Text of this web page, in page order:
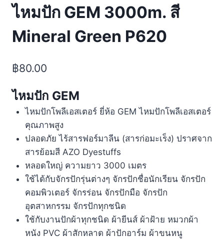
ไหมปัก GEM 3000m. สี
Mineral Green P620
฿80.00
ไหมปัก GEM
ไหมปักโพลีเอสเตอร์ ยี่ห้อ GEM ไหมปักโพลีเอสเตอร์
คุณภาพสูง
ปลอดภัย ไร้สารฟอร์มาลีน (สารก่อมะเร็ง) ปราศจาก
สารย้อมสี AZO Dyestuffs
หลอดใหญ่ ความยาว 3000 เมตร
ใช้ได้กับจักรปักรุ่นต่างๆ จักรปักชื่อนักเรียน จักรปัก
คอมพิวเตอร์ จักรร่อน จักรปักมือ จักรปัก
อุตสาหกรรม จักรปักทุกชนิด
ใช้กับงานปักผ้าทุกชนิด ผ้ายีนส์ ผ้าฝ้าย หมวกผ้า
หนัง PVC ผ้าสักหลาด ผ้าปักอาร์ม ผ้าขนหนู